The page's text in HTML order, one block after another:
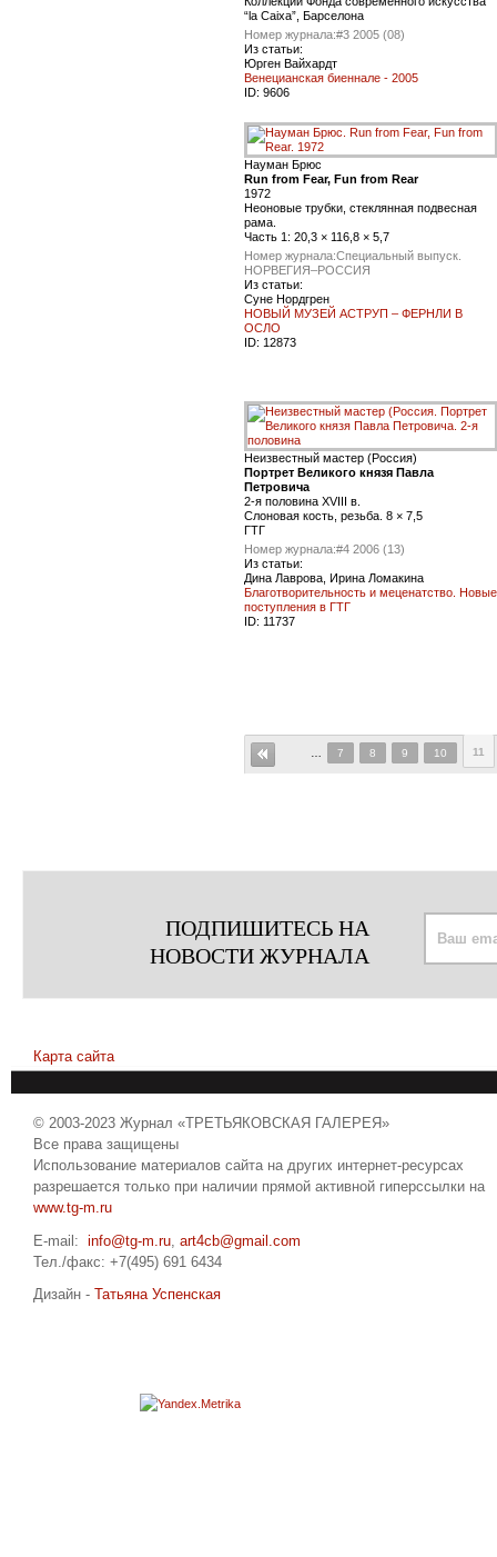
“la Caixa”, Барселона
Номер журнала:#3 2005 (08)
Из статьи:
Юрген Вайхардт
Венецианская биеннале - 2005
ID: 9606
Науман Брюс
Run from Fear, Fun from Rear
1972
Неоновые трубки, стеклянная подвесная
рама.
Часть 1: 20,3 × 116,8 × 5,7
Номер журнала:Специальный выпуск.
НОРВЕГИЯ–РОССИЯ
Из статьи:
Суне Нордгрен
НОВЫЙ МУЗЕЙ АСТРУП – ФЕРНЛИ В
ОСЛО
ID: 12873
Неизвестный мастер (Россия)
Портрет Великого князя Павла
Петровича
2-я половина XVIII в.
Слоновая кость, резьба. 8 × 7,5
ГТГ
Номер журнала:#4 2006 (13)
Из статьи:
Дина Лаврова, Ирина Ломакина
Благотворительность и меценатство. Новые
поступления в ГТГ
ID: 11737
7 8 9 10 11
ПОДПИШИТЕСЬ НА
НОВОСТИ ЖУРНАЛА
Карта сайта
© 2003-2023 Журнал «ТРЕТЬЯКОВСКАЯ ГАЛЕРЕЯ»
Все права защищены
Использование материалов сайта на других интернет-ресурсах
разрешается только при наличии прямой активной гиперссылки на
www.tg-m.ru
E-mail: info@tg-m.ru art4cb@gmail.com
Тел./факс: +7(495) 691 6434
Дизайн - Татьяна Успенская